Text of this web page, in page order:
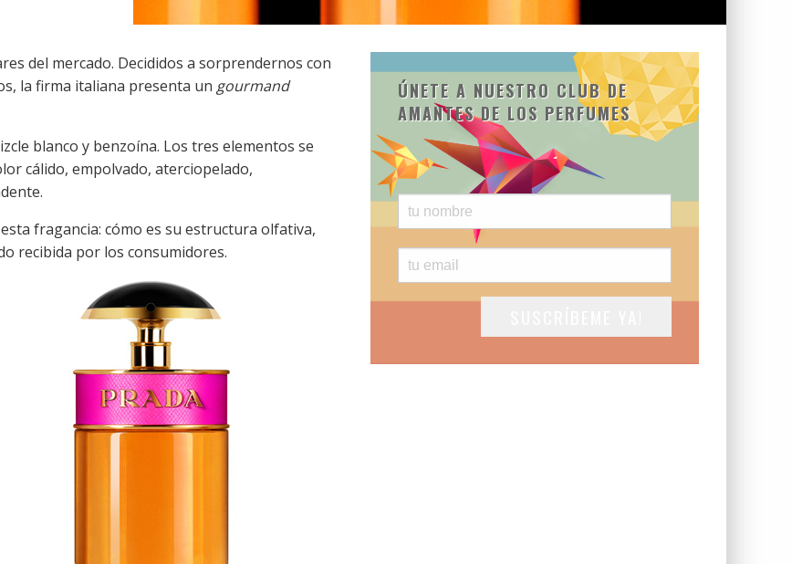
del mercado. Decididos a sorprendernos con
la firma italiana presenta un gourmand
blanco y benzoína. Los tres elementos se
cálido, empolvado, aterciopelado,
fragancia: cómo es su estructura olfativa,
recibida por los consumidores.
ÚNETE A NUESTRO CLUB DE
AMANTES DE LOS PERFUMES